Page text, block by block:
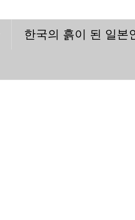
한국의 흙이 된 일본